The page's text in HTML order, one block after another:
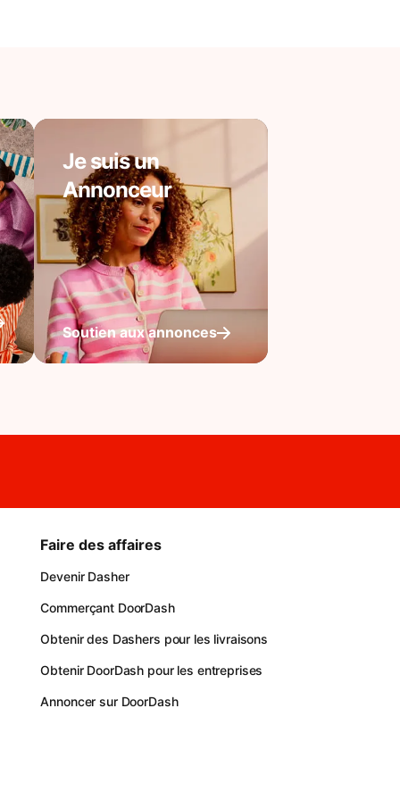
Je suis un
Annonceur
Soutien aux annonces
Faire des affaires
Devenir Dasher
Commerçant DoorDash
Obtenir des Dashers pour les livraisons
Obtenir DoorDash pour les entreprises
Annoncer sur DoorDash